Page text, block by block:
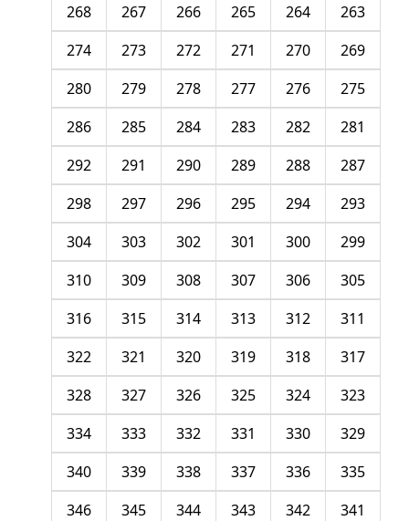
263
264
265
266
267
268
269
270
271
272
273
274
275
276
277
278
279
280
281
282
283
284
285
286
287
288
289
290
291
292
293
294
295
296
297
298
299
300
301
302
303
304
305
306
307
308
309
310
311
312
313
314
315
316
317
318
319
320
321
322
323
324
325
326
327
328
329
330
331
332
333
334
335
336
337
338
339
340
341
342
343
344
345
346